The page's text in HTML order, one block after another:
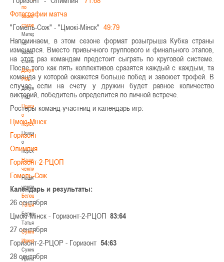
по
баскетбольной
статистике
Материалы
по
баскетбольной
статистике
Документы
РКС
Документы
РКС
Положение
о
переходах
Положение
о
переходах
Наши
чемпионы
Наши
чемпионы
Белошапко
Татьяна
Белошапко
Татьяна
Сумникова
Ирина
Сумникова
Ирина
Фотографии матча
"Гомель-Сож" - "Цмокi-Мiнск" 49:79
Напоминаем, в этом сезоне формат розыгрыша Кубка страны
изменился. Вместо привычного группового и финального этапов,
на этот раз командам предстоит сыграть по круговой системе.
После того как пять коллективов сразятся каждый с каждым, та
команда у которой окажется больше побед и завоюет трофей. В
случае если на счету у дружин будет равное количество
викторий, победитель определится по личной встрече.
Ростеры команд-участниц и календарь игр:
Цмокi-Мiнск
Горизонт
Олимпия
Горизонт-2-РЦОП
Гомель-Сож
Календарь и результаты:
26 сентября
Цмокi-Мiнск - Горизонт-2-РЦОП 83:64
27 сентября
Горизонт-2-РЦОР - Горизонт 54:63
28 сентября